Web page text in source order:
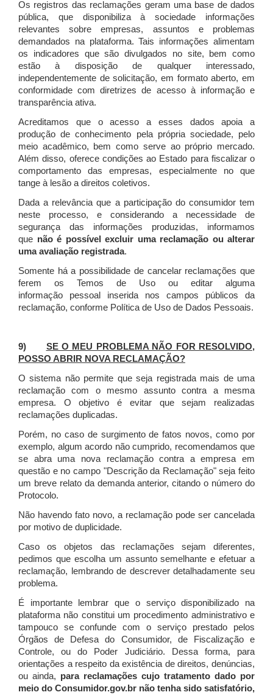
Os registros das reclamações geram uma base de dados
pública, que disponibiliza à sociedade informações
relevantes sobre empresas, assuntos e problemas
demandados na plataforma. Tais informações alimentam
os indicadores que são divulgados no site, bem como
estão à disposição de qualquer interessado,
independentemente de solicitação, em formato aberto, em
conformidade com diretrizes de acesso à informação e
transparência ativa.
Acreditamos que o acesso a esses dados apoia a
produção de conhecimento pela própria sociedade, pelo
meio acadêmico, bem como serve ao próprio mercado.
Além disso, oferece condições ao Estado para fiscalizar o
comportamento das empresas, especialmente no que
tange à lesão a direitos coletivos.
Dada a relevância que a participação do consumidor tem
neste processo, e considerando a necessidade de
segurança das informações produzidas, informamos
que não é possível excluir uma reclamação ou alterar
uma avaliação registrada.
Somente há a possibilidade de cancelar reclamações que
ferem os Temos de Uso ou editar alguma
informação pessoal inserida nos campos públicos da
reclamação, conforme Política de Uso de Dados Pessoais.
9) SE O MEU PROBLEMA NÃO FOR RESOLVIDO,
POSSO ABRIR NOVA RECLAMAÇÃO?
O sistema não permite que seja registrada mais de uma
reclamação com o mesmo assunto contra a mesma
empresa. O objetivo é evitar que sejam realizadas
reclamações duplicadas.
Porém, no caso de surgimento de fatos novos, como por
exemplo, algum acordo não cumprido, recomendamos que
se abra uma nova reclamação contra a empresa em
questão e no campo "Descrição da Reclamação" seja feito
um breve relato da demanda anterior, citando o número do
Protocolo.
Não havendo fato novo, a reclamação pode ser cancelada
por motivo de duplicidade.
Caso os objetos das reclamações sejam diferentes,
pedimos que escolha um assunto semelhante e efetuar a
reclamação, lembrando de descrever detalhadamente seu
problema.
É importante lembrar que o serviço disponibilizado na
plataforma não constitui um procedimento administrativo e
tampouco se confunde com o serviço prestado pelos
Órgãos de Defesa do Consumidor, de Fiscalização e
Controle, ou do Poder Judiciário. Dessa forma, para
orientações a respeito da existência de direitos, denúncias,
ou ainda, para reclamações cujo tratamento dado por
meio do Consumidor.gov.br não tenha sido satisfatório,